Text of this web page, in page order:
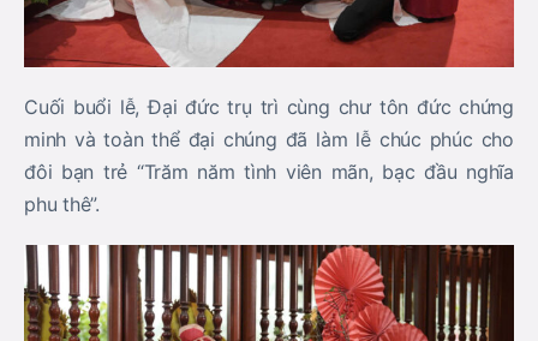
Cuối buổi lễ, Đại đức trụ trì cùng chư tôn đức chứng
minh và toàn thể đại chúng đã làm lễ chúc phúc cho
đôi bạn trẻ “Trăm năm tình viên mãn, bạc đầu nghĩa
phu thê”.